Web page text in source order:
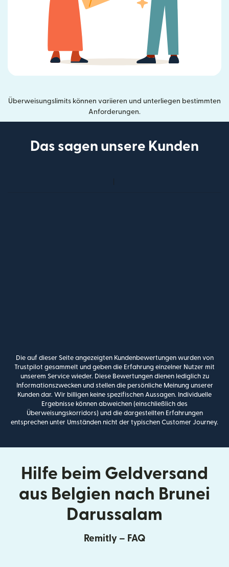
Überweisungslimits können variieren und unterliegen bestimmten
Anforderungen.
Das sagen unsere Kunden
Die auf dieser Seite angezeigten Kundenbewertungen wurden von
Trustpilot gesammelt und geben die Erfahrung einzelner Nutzer mit
unserem Service wieder. Diese Bewertungen dienen lediglich zu
Informationszwecken und stellen die persönliche Meinung unserer
Kunden dar. Wir billigen keine spezifischen Aussagen. Individuelle
Ergebnisse können abweichen (einschließlich des
Überweisungskorridors) und die dargestellten Erfahrungen
entsprechen unter Umständen nicht der typischen Customer Journey.
Hilfe beim Geldversand
aus Belgien nach Brunei
Darussalam
Remitly – FAQ